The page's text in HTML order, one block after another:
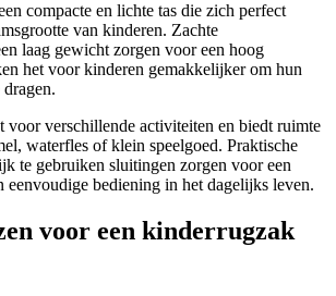
compacte en lichte tas die zich perfect
van kinderen. Zachte
laag gewicht zorgen voor een hoog
het voor kinderen gemakkelijker om hun
voor verschillende activiteiten en biedt ruimte
waterfles of klein speelgoed. Praktische
te gebruiken sluitingen zorgen voor een
bediening in het dagelijks leven.
voor een kinderrugzak